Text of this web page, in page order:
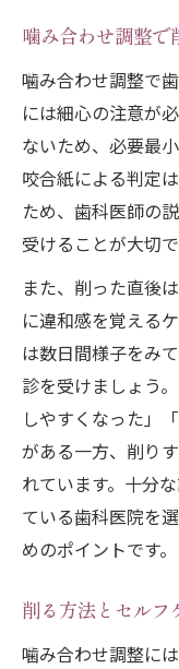
噛み合わせ調整で
噛み合わせ調整で
には細心の注意が
ないため、必要最
咬合紙による判定
ため、歯科医師の
受けることが大切で
また、削った直後
に違和感を覚える
は数日間様子をみ
診を受けましょう
しやすくなった」
がある一方、削り
れています。十分
ている歯科医院を
めのポイントです。
削る方法とセルフ
噛み合わせ調整に